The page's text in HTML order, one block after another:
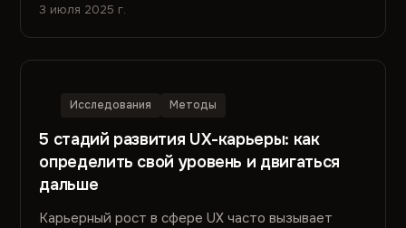
3 июля 2025 г.
Исследования Методы
5 стадий развития UX-карьеры: как
определить свой уровень и двигаться
дальше
Карьерный рост в сфере UX часто вызывает